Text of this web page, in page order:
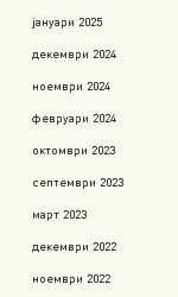
јануари 2025
декември 2024
ноември 2024
февруари 2024
октомври 2023
септември 2023
март 2023
декември 2022
ноември 2022